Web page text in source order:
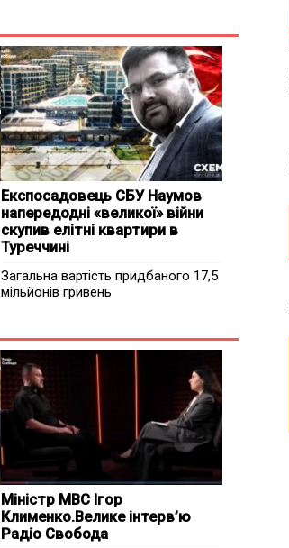
Експосадовець СБУ Наумов
напередодні «великої» війни
скупив елітні квартири в
Туреччині
Загальна вартість придбаного 17,5
мільйонів гривень
Міністр МВС Ігор
Клименко.Велике інтерв’ю
Радіо Свобода